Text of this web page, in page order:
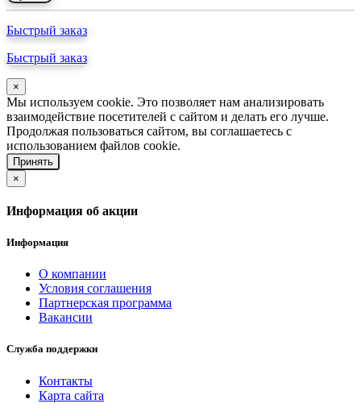
Быстрый заказ
Быстрый заказ
×
Мы используем cookie. Это позволяет нам анализировать
взаимодействие посетителей с сайтом и делать его лучше.
Продолжая пользоваться сайтом, вы соглашаетесь с
использованием файлов cookie.
Принять
×
Информация об акции
Информация
О компании
Условия соглашения
Партнерская программа
Вакансии
Служба поддержки
Контакты
Карта сайта